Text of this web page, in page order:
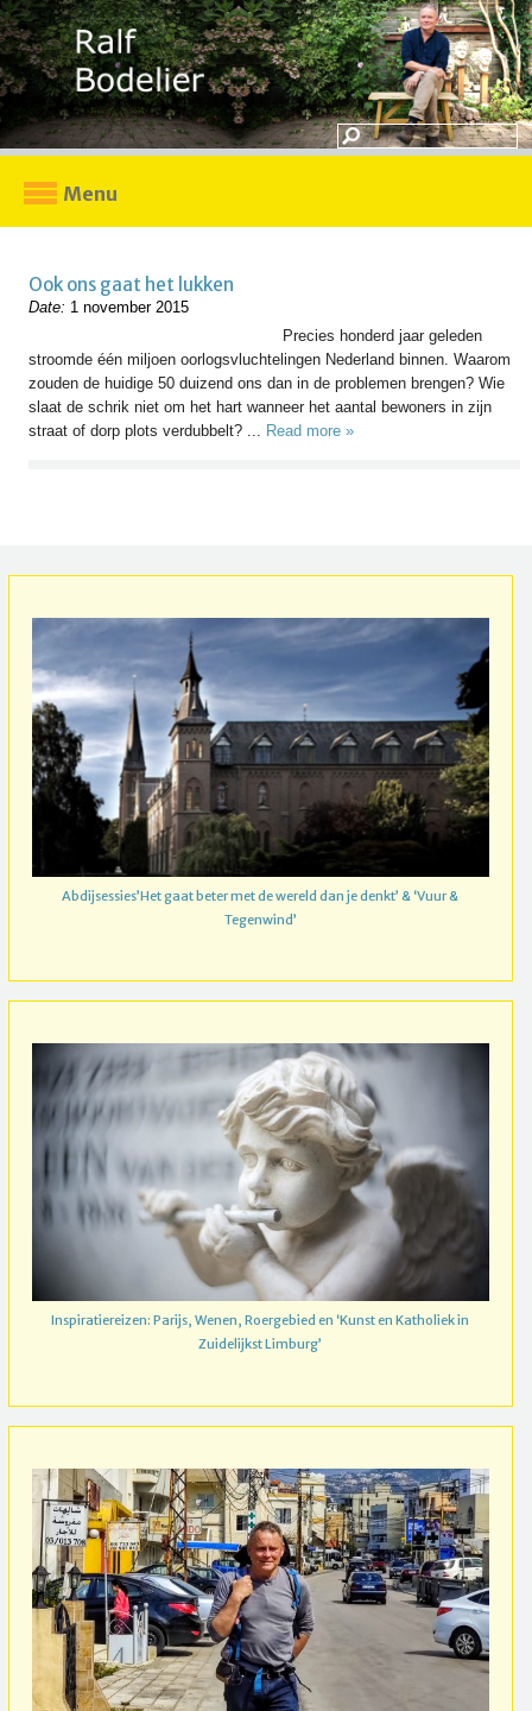
Menu
Ook ons gaat het lukken
Date: 1 november 2015
Precies honderd jaar geleden
stroomde één miljoen oorlogsvluchtelingen Nederland binnen. Waarom
zouden de huidige 50 duizend ons dan in de problemen brengen? Wie
slaat de schrik niet om het hart wanneer het aantal bewoners in zijn
straat of dorp plots verdubbelt? ... Read more »
Abdijsessies’Het gaat beter met de wereld dan je denkt’ & ‘Vuur &
Tegenwind’
Inspiratiereizen: Parijs, Wenen, Roergebied en ‘Kunst en Katholiek in
Zuidelijkst Limburg’